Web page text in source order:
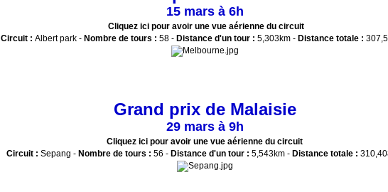
15 mars à 6h
Cliquez ici pour avoir une vue aérienne du circuit
Circuit : Albert park - Nombre de tours : 58 - Distance d'un tour : 5,303km - Distance totale :
Grand prix de Malaisie
29 mars à 9h
Cliquez ici pour avoir une vue aérienne du circuit
Circuit : Sepang - Nombre de tours : 56 - Distance d'un tour : 5,543km - Distance totale :